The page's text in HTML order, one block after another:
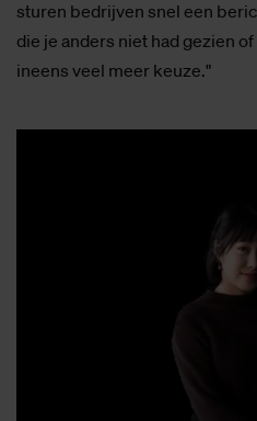
sturen bedrijven snel een
die je anders niet had gezien
ineens veel meer keuze."